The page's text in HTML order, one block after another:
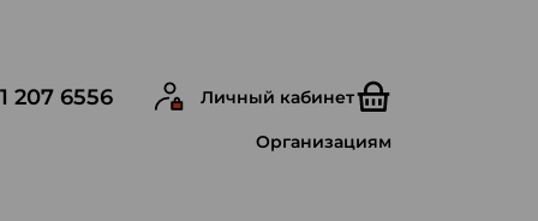
207 6556 Личный кабинет
Организациям